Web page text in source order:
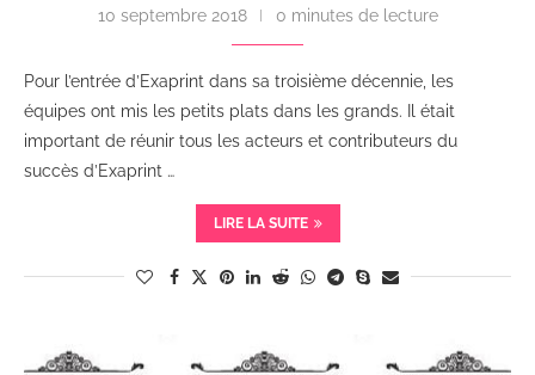
10 septembre 2018 0 minutes de lecture
Pour l’entrée d’Exaprint dans sa troisième décennie, les
équipes ont mis les petits plats dans les grands. Il était
important de réunir tous les acteurs et contributeurs du
succès d’Exaprint …
LIRE LA SUITE